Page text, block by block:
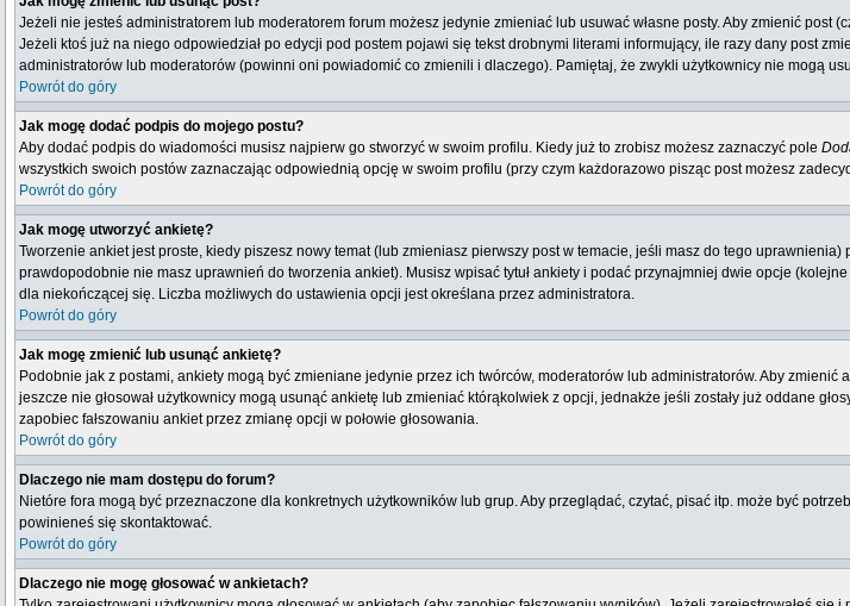
Jeżeli nie jesteś administratorem lub moderatorem forum możesz jedynie zmieniać lub usuwać własne posty. Aby zmienić
Jeżeli ktoś już na niego odpowiedział po edycji pod postem pojawi się tekst drobnymi literami informujący, ile razy dany post
administratorów lub moderatorów (powinni oni powiadomić co zmienili i dlaczego). Pamiętaj, że zwykli użytkownicy nie mogą
Powrót do góry
Jak mogę dodać podpis do mojego postu?
Aby dodać podpis do wiadomości musisz najpierw go stworzyć w swoim profilu. Kiedy już to zrobisz możesz zaznaczyć pole
wszystkich swoich postów zaznaczając odpowiednią opcję w swoim profilu (przy czym każdorazowo pisząc post możesz
Powrót do góry
Jak mogę utworzyć ankietę?
Tworzenie ankiet jest proste, kiedy piszesz nowy temat (lub zmieniasz pierwszy post w temacie, jeśli masz do tego
prawdopodobnie nie masz uprawnień do tworzenia ankiet). Musisz wpisać tytuł ankiety i podać przynajmniej dwie opcje
dla niekończącej się. Liczba możliwych do ustawienia opcji jest określana przez administratora.
Powrót do góry
Jak mogę zmienić lub usunąć ankietę?
Podobnie jak z postami, ankiety mogą być zmieniane jedynie przez ich twórców, moderatorów lub administratorów. Aby
jeszcze nie głosował użytkownicy mogą usunąć ankietę lub zmieniać którąkolwiek z opcji, jednakże jeśli zostały już oddane
zapobiec fałszowaniu ankiet przez zmianę opcji w połowie głosowania.
Powrót do góry
Dlaczego nie mam dostępu do forum?
Nietóre fora mogą być przeznaczone dla konkretnych użytkowników lub grup. Aby przeglądać, czytać, pisać itp. może być
powinieneś się skontaktować.
Powrót do góry
Dlaczego nie mogę głosować w ankietach?